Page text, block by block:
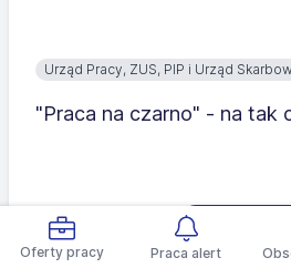
Oferty pracy Praca alert
Urząd Pracy, ZUS, PIP i Urząd
"Praca na czarno" - na tak
Czytaj